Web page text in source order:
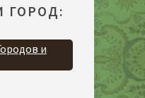
ГОРОД:
и